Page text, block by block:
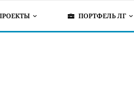
ПОРТФЕЛЬ ЛГ